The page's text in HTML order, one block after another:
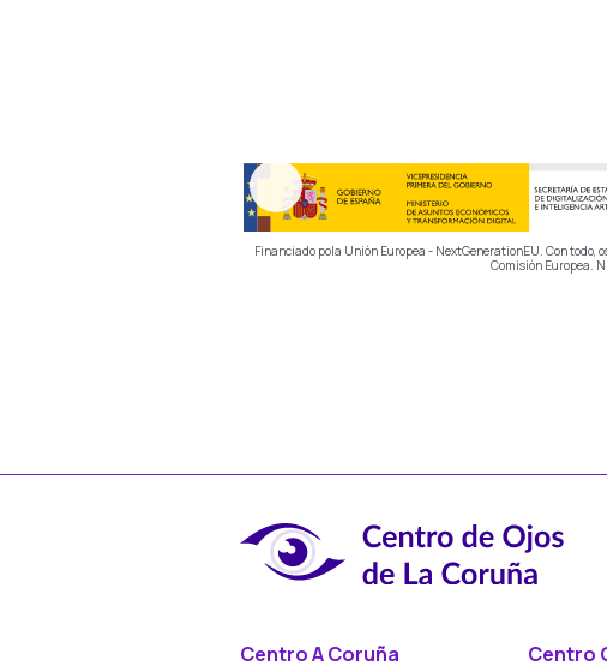
Financiado pola Unión Europea - NextGenerationEU. Con todo,
Comisión Europea.
Centro A Coruña Centro